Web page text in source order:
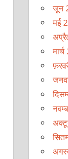
जून
मई